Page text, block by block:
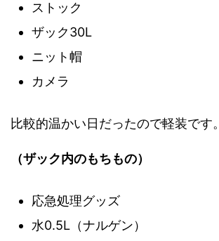
ストック
ザック30L
ニット帽
カメラ
比較的温かい日だったので軽装です。
（ザック内のもちもの）
応急処理グッズ
水0.5L（ナルゲン）